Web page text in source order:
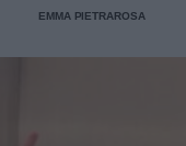
EMMA PIETRAROSA